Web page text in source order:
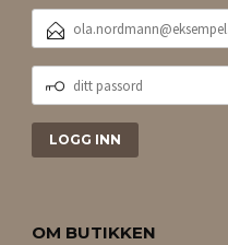
POSTADRESSE
PASSORD
OM BUTIKKEN